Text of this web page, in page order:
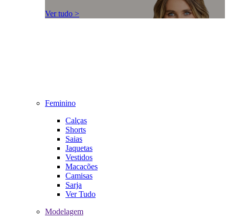
Ver tudo >
Feminino
Calças
Shorts
Saias
Jaquetas
Vestidos
Macacões
Camisas
Sarja
Ver Tudo
Modelagem